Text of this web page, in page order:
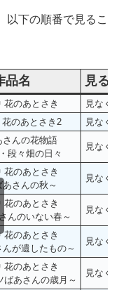
以下の順番で見るこ
品名 見る
花のあとさき
見なく
のあとさき2 見なく
さんの花物語
段々畑の日々
見なく
花のあとさき
さんの秋～
見なく
花のあとさき
んのいない春～
見なく
花のあとさき
が遺したもの～
見なく
花のあとさき
ばあさんの歳月～
見なく